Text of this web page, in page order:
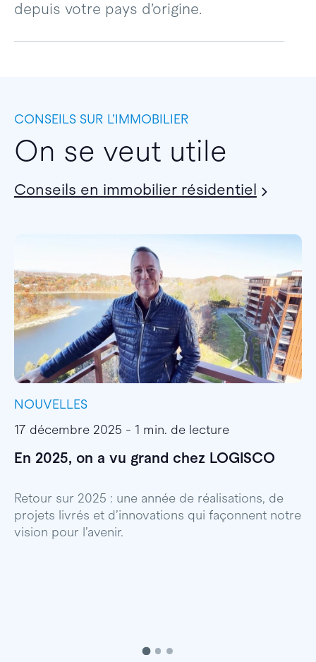
depuis votre pays d’origine.
CONSEILS SUR L’IMMOBILIER
On se veut utile
Conseils en immobilier résidentiel
NOUVELLES
17 décembre 2025 - 1 min. de lecture
En 2025, on a vu grand chez LOGISCO
Retour sur 2025 : une année de réalisations, de
projets livrés et d’innovations qui façonnent notre
vision pour l’avenir.